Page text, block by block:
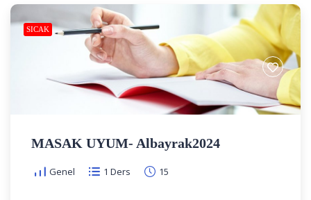
SICAK
MASAK UYUM- Albayrak2024
Genel 1 Ders 15